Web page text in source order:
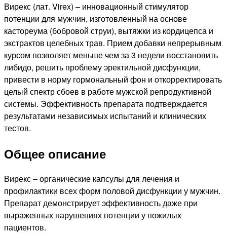
Вирекс (лат. Virex) – инновационный стимулятор
потенции для мужчин, изготовленный на основе
кастореума (бобровой струи), вытяжки из кордицепса и
экстрактов целебных трав. Прием добавки непрерывным
курсом позволяет меньше чем за 3 недели восстановить
либидо, решить проблему эректильной дисфункции,
привести в норму гормональный фон и откорректировать
целый спектр сбоев в работе мужской репродуктивной
системы. Эффективность препарата подтверждается
результатами независимых испытаний и клинических
тестов.
Общее описание
Вирекс – органические капсулы для лечения и
профилактики всех форм половой дисфункции у мужчин.
Препарат демонстрирует эффективность даже при
выраженных нарушениях потенции у пожилых
пациентов.